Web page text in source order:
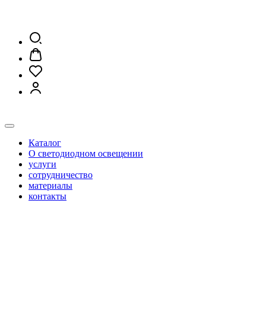
Каталог
О светодиодном освещении
услуги
сотрудничество
материалы
контакты